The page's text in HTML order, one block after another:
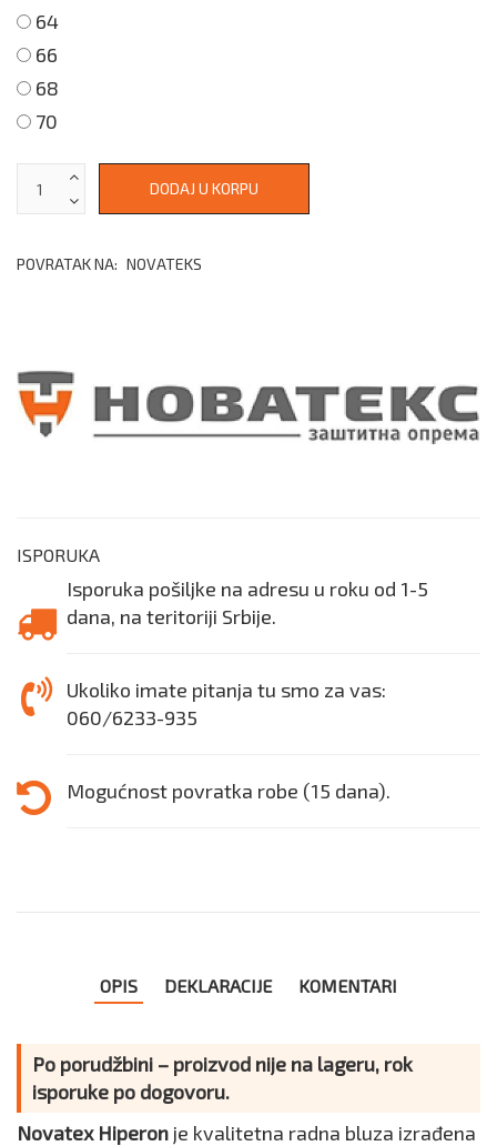
64
66
68
70
POVRATAK NA: NOVATEKS
ISPORUKA
Isporuka pošiljke na adresu u roku od 1-5
dana, na teritoriji Srbije.
Ukoliko imate pitanja tu smo za vas:
060/6233-935
Mogućnost povratka robe (15 dana).
OPIS DEKLARACIJE KOMENTARI
Po porudžbini – proizvod nije na lageru, rok
isporuke po dogovoru.
Novatex Hiperon je kvalitetna radna bluza izrađena